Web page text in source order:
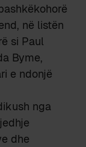
në listën
si Paul
Byme,
e ndonjë
nga
dhe